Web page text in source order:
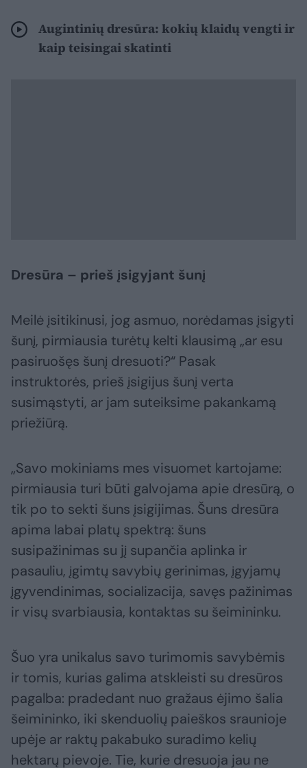
Augintinių dresūra: kokių klaidų vengti ir
kaip teisingai skatinti
Dresūra – prieš įsigyjant šunį
Meilė įsitikinusi, jog asmuo, norėdamas įsigyti
šunį, pirmiausia turėtų kelti klausimą „ar esu
pasiruošęs šunį dresuoti?“ Pasak
instruktorės, prieš įsigijus šunį verta
susimąstyti, ar jam suteiksime pakankamą
priežiūrą.
„Savo mokiniams mes visuomet kartojame:
pirmiausia turi būti galvojama apie dresūrą, o
tik po to sekti šuns įsigijimas. Šuns dresūra
apima labai platų spektrą: šuns
susipažinimas su jį supančia aplinka ir
pasauliu, įgimtų savybių gerinimas, įgyjamų
įgyvendinimas, socializacija, savęs pažinimas
ir visų svarbiausia, kontaktas su šeimininku.
Šuo yra unikalus savo turimomis savybėmis
ir tomis, kurias galima atskleisti su dresūros
pagalba: pradedant nuo gražaus ėjimo šalia
šeimininko, iki skenduolių paieškos sraunioje
upėje ar raktų pakabuko suradimo kelių
hektarų pievoje. Tie, kurie dresuoja jau ne